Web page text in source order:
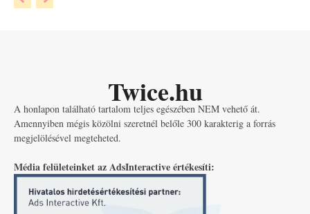
Twice.hu
A honlapon található tartalom teljes egészében NEM vehető át.
Amennyiben mégis közölni szeretnél belőle 300 karakterig a forrás
megjelölésével megteheted.
Média felületeinket az AdsInteractive értékesíti: